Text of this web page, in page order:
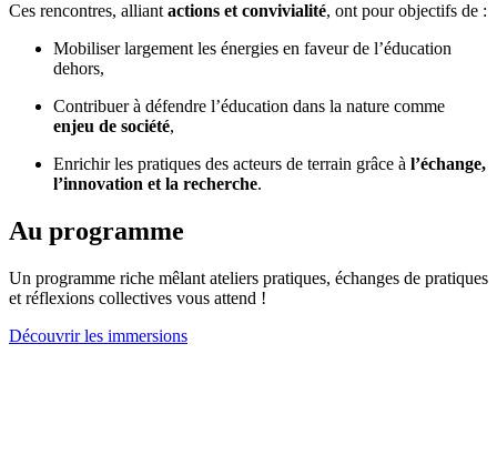
Ces rencontres, alliant actions et convivialité, ont pour objectifs de :
Mobiliser largement les énergies en faveur de l’éducation
dehors,
Contribuer à défendre l’éducation dans la nature comme
enjeu de société,
Enrichir les pratiques des acteurs de terrain grâce à l’échange,
l’innovation et la recherche.
Au programme
Un programme riche mêlant ateliers pratiques, échanges de pratiques
et réflexions collectives vous attend !
Découvrir les immersions